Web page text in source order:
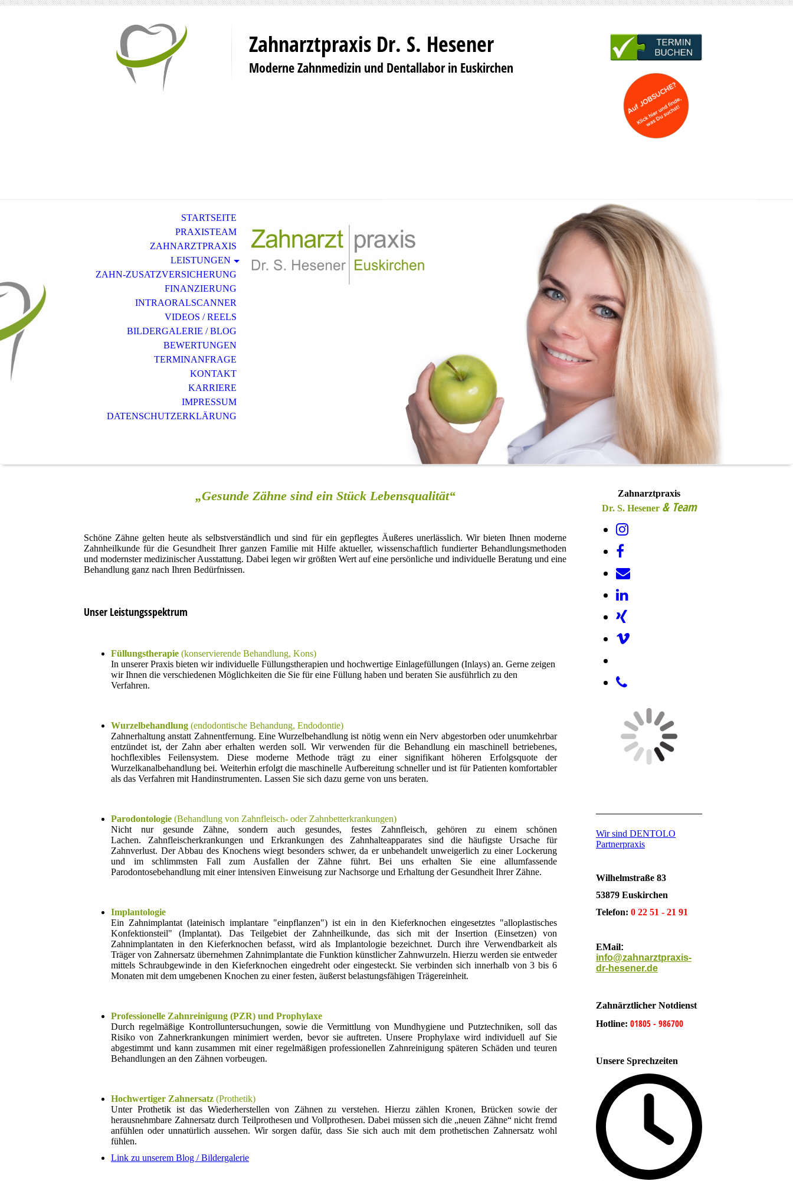
Zahnarztpraxis Dr. S. Hesener
Moderne Zahnmedizin und Dentallabor in Euskirchen
STARTSEITE
PRAXISTEAM
ZAHNARZTPRAXIS
LEISTUNGEN
ZAHN-ZUSATZVERSICHERUNG
FINANZIERUNG
INTRAORALSCANNER
VIDEOS / REELS
BILDERGALERIE / BLOG
BEWERTUNGEN
TERMINANFRAGE
KONTAKT
KARRIERE
IMPRESSUM
DATENSCHUTZERKLÄRUNG
„Gesunde Zähne sind ein Stück Lebensqualität“
Schöne Zähne gelten heute als selbstverständlich und sind für ein gepflegtes Äußeres unerlässlich. Wir bieten Ihnen moderne
Zahnheilkunde für die Gesundheit Ihrer ganzen Familie mit Hilfe aktueller, wissenschaftlich fundierter Behandlungsmethoden
und modernster medizinischer Ausstattung. Dabei legen wir größten Wert auf eine persönliche und individuelle Beratung und eine
Behandlung ganz nach Ihren Bedürfnissen.
Unser Leistungsspektrum
Füllungstherapie (konservierende Behandlung, Kons)
In unserer Praxis bieten wir individuelle Füllungstherapien und hochwertige Einlagefüllungen (Inlays) an. Gerne zeigen
wir Ihnen die verschiedenen Möglichkeiten die Sie für eine Füllung haben und beraten Sie ausführlich zu den
Verfahren.
Wurzelbehandlung (endodontische Behandung, Endodontie)
Zahnerhaltung anstatt Zahnentfernung. Eine Wurzelbehandlung ist nötig wenn ein Nerv abgestorben oder unumkehrbar
entzündet ist, der Zahn aber erhalten werden soll. Wir verwenden für die Behandlung ein maschinell betriebenes,
hochflexibles Feilensystem. Diese moderne Methode trägt zu einer signifikant höheren Erfolgsquote der
Wurzelkanalbehandlung bei. Weiterhin erfolgt die maschinelle Aufbereitung schneller und ist für Patienten komfortabler
als das Verfahren mit Handinstrumenten. Lassen Sie sich dazu gerne von uns beraten.
Parodontologie (Behandlung von Zahnfleisch- oder Zahnbetterkrankungen)
Nicht nur gesunde Zähne, sondern auch gesundes, festes Zahnfleisch, gehören zu einem schönen
Lachen. Zahnfleischerkrankungen und Erkrankungen des Zahnhalteapparates sind die häufigste Ursache für
Zahnverlust. Der Abbau des Knochens wiegt besonders schwer, da er unbehandelt unweigerlich zu einer Lockerung
und im schlimmsten Fall zum Ausfallen der Zähne führt. Bei uns erhalten Sie eine allumfassende
Parodontosebehandlung mit einer intensiven Einweisung zur Nachsorge und Erhaltung der Gesundheit Ihrer Zähne.
Implantologie
Ein Zahnimplantat (lateinisch implantare "einpflanzen") ist ein in den Kieferknochen eingesetztes "alloplastisches
Konfektionsteil" (Implantat). Das Teilgebiet der Zahnheilkunde, das sich mit der Insertion (Einsetzen) von
Zahnimplantaten in den Kieferknochen befasst, wird als Implantologie bezeichnet. Durch ihre Verwendbarkeit als
Träger von Zahnersatz übernehmen Zahnimplantate die Funktion künstlicher Zahnwurzeln. Hierzu werden sie entweder
mittels Schraubgewinde in den Kieferknochen eingedreht oder eingesteckt. Sie verbinden sich innerhalb von 3 bis 6
Monaten mit dem umgebenen Knochen zu einer festen, äußerst belastungsfähigen Trägereinheit.
Professionelle Zahnreinigung (PZR) und Prophylaxe
Durch regelmäßige Kontrolluntersuchungen, sowie die Vermittlung von Mundhygiene und Putztechniken, soll das
Risiko von Zahnerkrankungen minimiert werden, bevor sie auftreten. Unsere Prophylaxe wird individuell auf Sie
abgestimmt und kann zusammen mit einer regelmäßigen professionellen Zahnreinigung späteren Schäden und teuren
Behandlungen an den Zähnen vorbeugen.
Hochwertiger Zahnersatz (Prothetik)
Unter Prothetik ist das Wiederherstellen von Zähnen zu verstehen. Hierzu zählen Kronen, Brücken sowie der
herausnehmbare Zahnersatz durch Teilprothesen und Vollprothesen. Dabei müssen sich die „neuen Zähne“ nicht fremd
anfühlen oder unnatürlich aussehen. Wir sorgen dafür, dass Sie sich auch mit dem prothetischen Zahnersatz wohl
fühlen.
Link zu unserem Blog / Bildergalerie
Zahnarztpraxis
Dr. S. Hesener & Team
Wir sind DENTOLO
Partnerpraxis
Wilhelmstraße 83
53879 Euskirchen
Telefon: 0 22 51 - 21 91
EMail:
info@zahnarztpraxis-
dr-hesener.de
Zahnärztlicher Notdienst
Hotline: 01805 - 986700
Unsere Sprechzeiten